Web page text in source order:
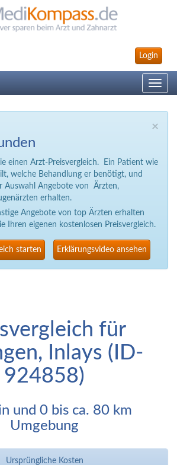
Login
Toggle
×
einen Arzt-Preisvergleich. Ein Patient wie
welche Behandlung er benötigt, und
Auswahl Angebote von Ärzten,
erhalten.
Angebote von top Ärzten erhalten
Ihren eigenen kostenlosen Preisvergleich.
starten Erklärungsvideo ansehen
für
Inlays (ID-
924858)
und 0 bis ca. 80 km
Umgebung
Ursprüngliche Kosten